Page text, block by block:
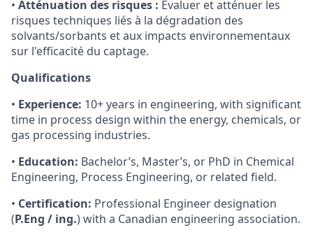
• Atténuation des risques : Évaluer et atténuer les
risques techniques liés à la dégradation des
solvants/sorbants et aux impacts environnementaux
sur l'efficacité du captage.
Qualifications
• Experience: 10+ years in engineering, with significant
time in process design within the energy, chemicals, or
gas processing industries.
• Education: Bachelor’s, Master’s, or PhD in Chemical
Engineering, Process Engineering, or related field.
• Certification: Professional Engineer designation
(P.Eng / ing.) with a Canadian engineering association.